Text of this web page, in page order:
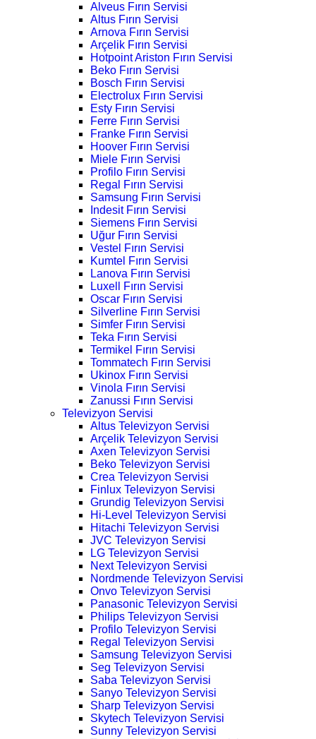
Alveus Fırın Servisi
Altus Fırın Servisi
Arnova Fırın Servisi
Arçelik Fırın Servisi
Hotpoint Ariston Fırın Servisi
Beko Fırın Servisi
Bosch Fırın Servisi
Electrolux Fırın Servisi
Esty Fırın Servisi
Ferre Fırın Servisi
Franke Fırın Servisi
Hoover Fırın Servisi
Miele Fırın Servisi
Profilo Fırın Servisi
Regal Fırın Servisi
Samsung Fırın Servisi
Indesit Fırın Servisi
Siemens Fırın Servisi
Uğur Fırın Servisi
Vestel Fırın Servisi
Kumtel Fırın Servisi
Lanova Fırın Servisi
Luxell Fırın Servisi
Oscar Fırın Servisi
Silverline Fırın Servisi
Simfer Fırın Servisi
Teka Fırın Servisi
Termikel Fırın Servisi
Tommatech Fırın Servisi
Ukinox Fırın Servisi
Vinola Fırın Servisi
Zanussi Fırın Servisi
Televizyon Servisi
Altus Televizyon Servisi
Arçelik Televizyon Servisi
Axen Televizyon Servisi
Beko Televizyon Servisi
Crea Televizyon Servisi
Finlux Televizyon Servisi
Grundig Televizyon Servisi
Hi-Level Televizyon Servisi
Hitachi Televizyon Servisi
JVC Televizyon Servisi
LG Televizyon Servisi
Next Televizyon Servisi
Nordmende Televizyon Servisi
Onvo Televizyon Servisi
Panasonic Televizyon Servisi
Philips Televizyon Servisi
Profilo Televizyon Servisi
Regal Televizyon Servisi
Samsung Televizyon Servisi
Seg Televizyon Servisi
Saba Televizyon Servisi
Sanyo Televizyon Servisi
Sharp Televizyon Servisi
Skytech Televizyon Servisi
Sunny Televizyon Servisi